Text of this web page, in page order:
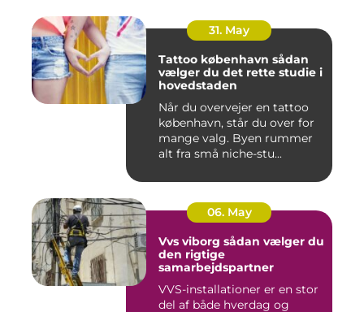
31. May
Tattoo københavn sådan
vælger du det rette studie i
hovedstaden
Når du overvejer en tattoo
københavn, står du over for
mange valg. Byen rummer
alt fra små niche-stu...
06. May
Vvs viborg sådan vælger du
den rigtige
samarbejdspartner
VVS-installationer er en stor
del af både hverdag og